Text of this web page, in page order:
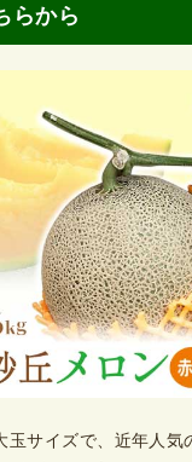
らから
玉サイズで、近年人気